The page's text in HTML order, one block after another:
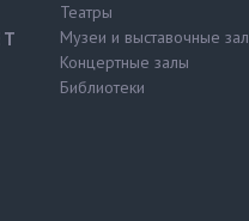
Театры
Музеи и выставочные
Концертные залы
Библиотеки